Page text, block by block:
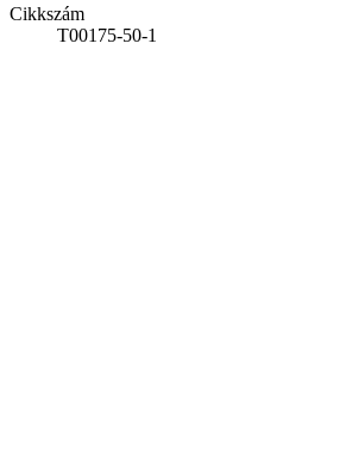
Cikkszám
T00175-50-1